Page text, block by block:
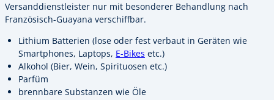
Versanddienstleister nur mit besonderer Behandlung nach
Französisch-Guayana verschiffbar.
Lithium Batterien (lose oder fest verbaut in Geräten wie
Smartphones, Laptops, E-Bikes etc.)
Alkohol (Bier, Wein, Spirituosen etc.)
Parfüm
brennbare Substanzen wie Öle